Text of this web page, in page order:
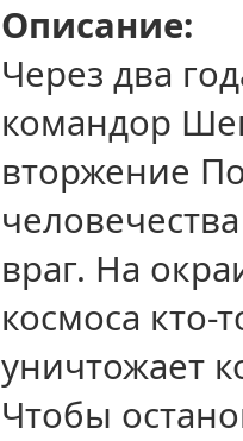
Описание:
Через два
командор
вторжение
враг. На
космоса кто-
уничтожает
Чтобы